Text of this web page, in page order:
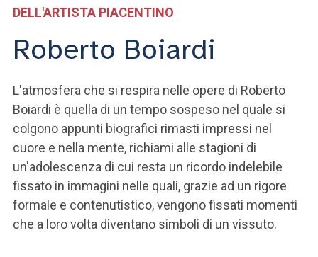
SEI UN DOCENTE O UN MEMBRO DELLO STAFF
DELL'ARTISTA PIACENTINO
Roberto Boiardi
L'atmosfera che si respira nelle opere di Roberto
Boiardi è quella di un tempo sospeso nel quale si
colgono appunti biografici rimasti impressi nel
cuore e nella mente, richiami alle stagioni di
un'adolescenza di cui resta un ricordo indelebile
fissato in immagini nelle quali, grazie ad un rigore
formale e contenutistico, vengono fissati momenti
che a loro volta diventano simboli di un vissuto.